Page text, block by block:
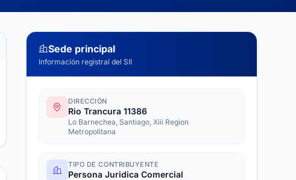
Sede principal
Información registral del SII
DIRECCIÓN
Rio Trancura 11386
Lo Barnechea, Santiago, Xiii Region
Metropolitana
TIPO DE CONTRIBUYENTE
Persona Juridica Comercial